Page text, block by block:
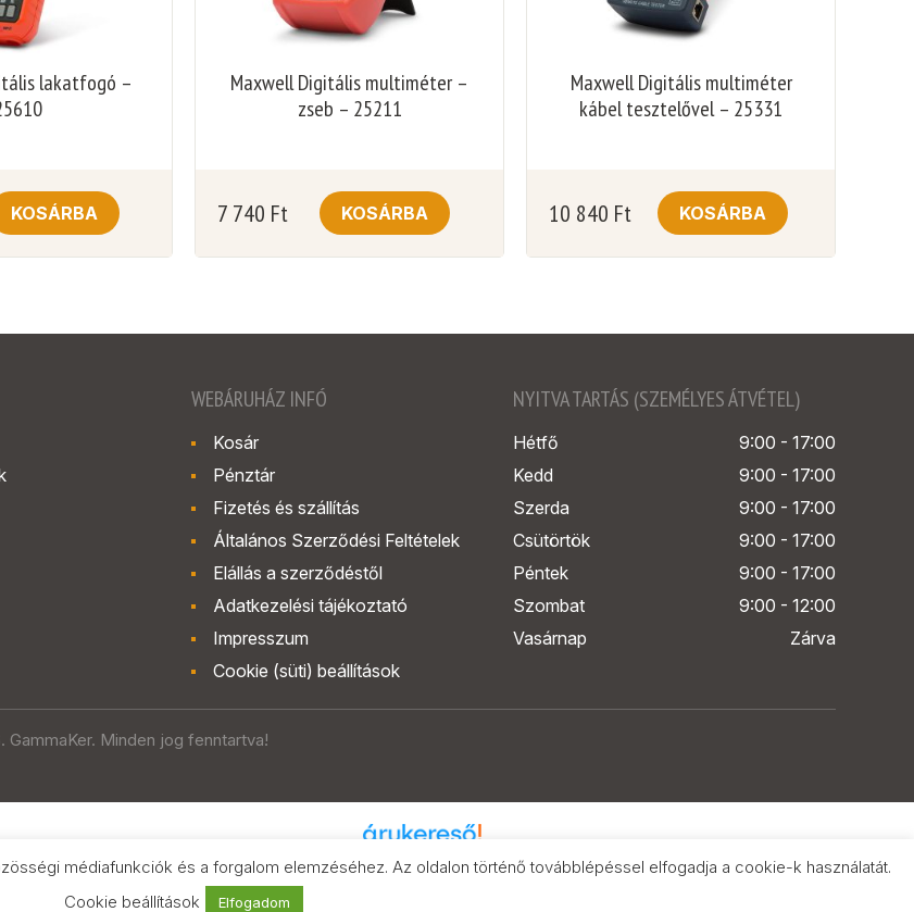
lakatfogó –
KOSÁRBA
Maxwell Digitális multiméter –
zseb – 25211
7 740 Ft KOSÁRBA
Maxwell Digitális multiméter
kábel tesztelővel – 25331
10 840 Ft KOSÁRBA
WEBÁRUHÁZ INFÓ
Kosár
Pénztár
Fizetés és szállítás
Általános Szerződési Feltételek
Elállás a szerződéstől
Adatkezelési tájékoztató
Impresszum
Cookie (süti) beállítások
NYITVA TARTÁS (SZEMÉLYES ÁTVÉTEL)
Hétfő
9:00 - 17:00
Kedd
9:00 - 17:00
Szerda
9:00 - 17:00
Csütörtök
9:00 - 17:00
Péntek
9:00 - 17:00
Szombat
9:00 - 12:00
Vasárnap
Zárva
GammaKer. Minden jog fenntartva!
Árak és paraméterek összehasonlítása
médiafunkciók és a forgalom elemzéséhez. Az oldalon történő továbblépéssel elfogadja a cookie-k használatát.
Cookie beállítások
Elfogadom